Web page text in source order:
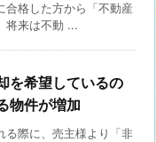
格した方から「不動産
将来は不動 ...
を希望しているの
物件が増加
際に、売主様より「非